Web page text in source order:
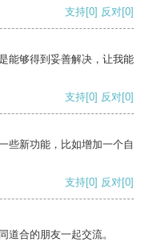
支持[0] 反对[0]
能够得到妥善解决，让我能
支持[0] 反对[0]
些新功能，比如增加一个自
支持[0] 反对[0]
道合的朋友一起交流。